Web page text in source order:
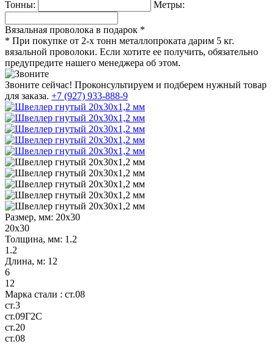
Тонны: Метры:
Вязальная проволока в подарок *
* При покупке от 2-х тонн металлопроката дарим 5 кг.
вязальной проволоки. Если хотите ее получить, обязательно
предупредите нашего менеджера об этом.
Звоните сейчас! Проконсультируем и подберем нужный товар
для заказа. +7 (927) 933-888-9
Размер, мм: 20х30
20х30
Толщина, мм: 1.2
1.2
Длина, м: 12
6
12
Марка стали : ст.08
ст.3
ст.09Г2С
ст.20
ст.08